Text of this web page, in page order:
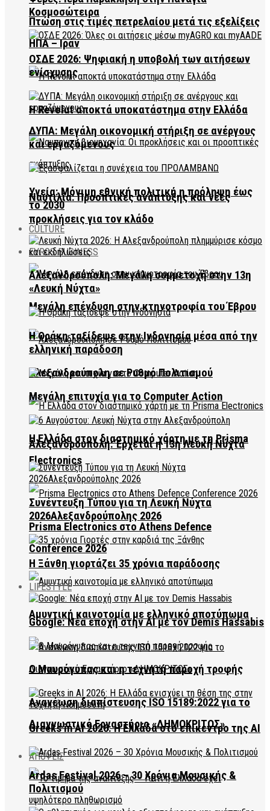
Πτώση στις τιμές πετρελαίου μετά τις εξελίξεις
ΗΠΑ – Ιράν
Η Revolut αποκτά υποκατάστημα στην Ελλάδα
Ναυτιλία: Προοπτικές ανάπτυξης και νέες
προκλήσεις για τον κλάδο
EVROS BUSINESS
Μεγάλη επένδυση στην κτηνοτροφία του Έβρου
Αλεξανδρούπολη σε Ρυθμό Πολιτισμού
Η Ελλάδα στον διαστημικό χάρτη με τη Prisma
Electronics
Prisma Electronics στο Athens Defence
Conference 2026
Αμυντική καινοτομία με ελληνικό αποτύπωμα
Ανανέωση διαπίστευσης ISO 15189:2022 για το
Διαγνωστικό Εργαστήριο «ΔΗΜΟΚΡΙΤΟΣ»
ΑΠΟΨΕΙΣ
Κοσμοσώτειρα
ΟΣΔΕ 2026: Ψηφιακή η υποβολή των αιτήσεων
ενίσχυσης
ΔΥΠΑ: Μεγάλη οικονομική στήριξη σε ανέργους
και εργαζόμενους
Υγεία: Μόνιμη εθνική πολιτική η πρόληψη έως
το 2030
CULTURE
Αλεξανδρούπολη: Μεγάλη συμμετοχή στην 13η
«Λευκή Νύχτα»
Η Θράκη ταξίδεψε στην Ινδονησία μέσα από την
ελληνική παράδοση
Μεγάλη επιτυχία για το Computer Action
Αλεξανδρούπολη: Έρχεται η 13η Λευκή Νύχτα
Συνέντευξη Τύπου για τη Λευκή Νύχτα
2026Αλεξανδρούπολης 2026
Η Ξάνθη γιορτάζει 35 χρόνια παράδοσης
LIFESTYLE
Google: Νέα εποχή στην AI με τον Demis Hassabis
Ο Μαυρόγυπας και η τεχνητή παροχή τροφής
Greeks in AI 2026: Η Ελλάδα στο επίκεντρο της AI
Ardas Festival 2026 – 30 Χρόνια Μουσικής &
Πολιτισμού